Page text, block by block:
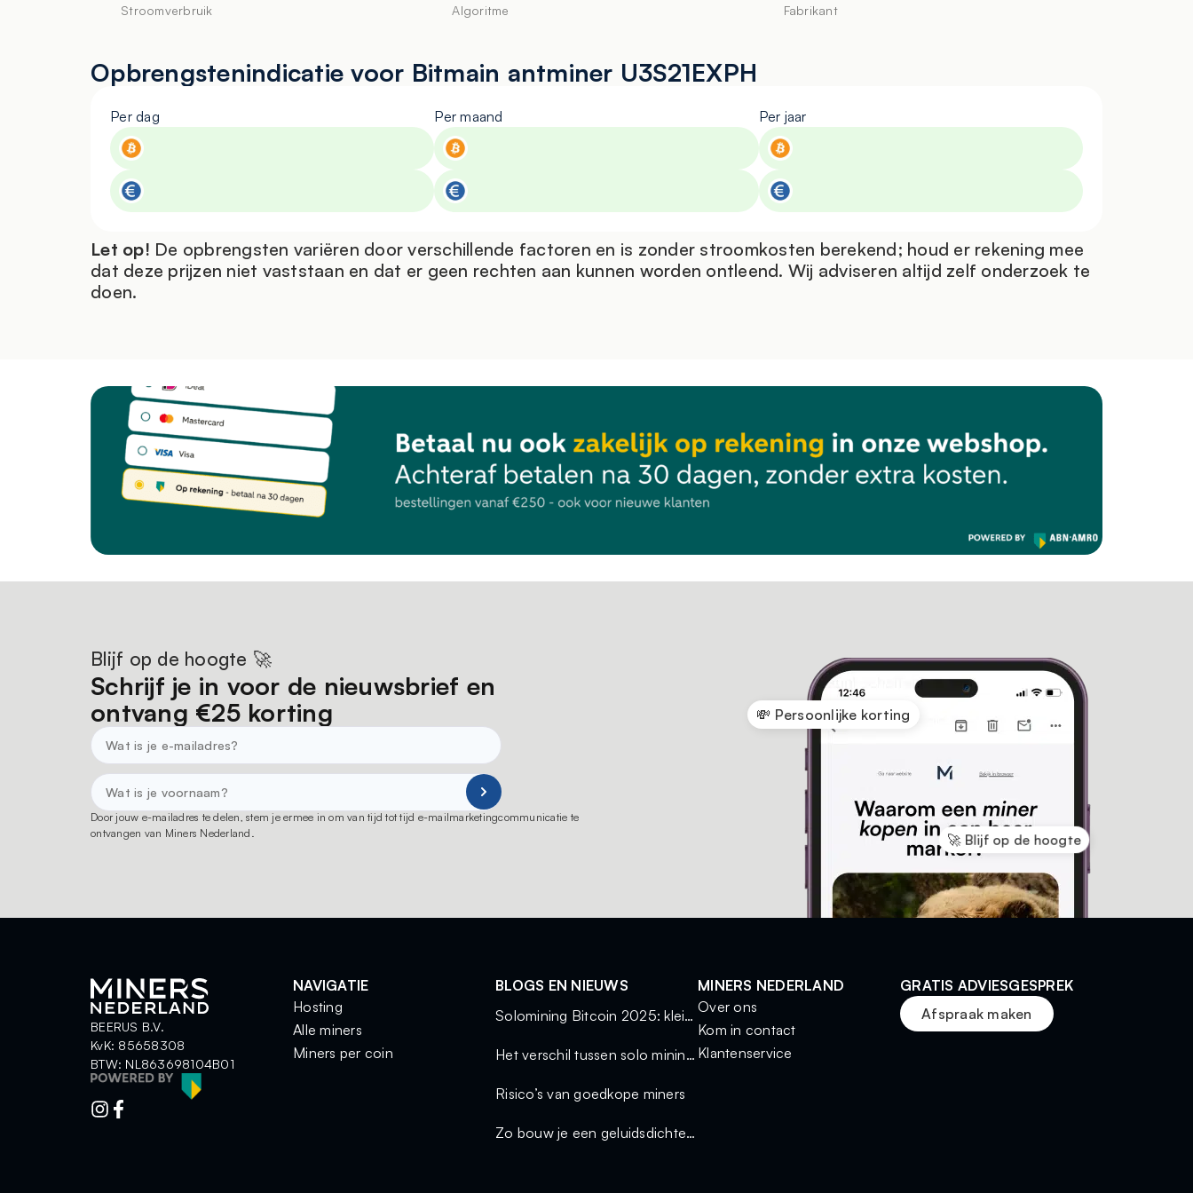
stroomvoorziening, geavanceerde koeling en 24/7 monitoring, zodat uw hardware maximaal presteert zonder dat u zich hoeft bezig te houden met
Stroomverbruik Algoritme Fabrikant
Opbrengstenindicatie voor Bitmain antminer U3S21EXPH
Per dag Per maand Per jaar
Let op! De opbrengsten variëren door verschillende factoren en is zonder stroomkosten berekend; houd er rekening mee
dat deze prijzen niet vaststaan en dat er geen rechten aan kunnen worden ontleend. Wij adviseren altijd zelf onderzoek te
doen.
Blijf op de hoogte 🚀
Schrijf je in voor de nieuwsbrief en
ontvang €25 korting
Door jouw e-mailadres te delen, stem je ermee in om van tijd tot tijd e-mailmarketingcommunicatie te
ontvangen van Miners Nederland.
💸 Persoonlijke korting
🚀 Blijf op de hoogte
BEERUS B.V.
KvK: 85658308
BTW: NL863698104B01
NAVIGATIE
Hosting
Alle miners
Miners per coin
BLOGS EN NIEUWS
Solomining Bitcoin 2025: kleine miners, grote kansen
Het verschil tussen solo mining en mining via een pool
Risico’s van goedkope miners
Zo bouw je een geluidsdichte miningkast voor thuisgebruik
MINERS NEDERLAND
Over ons
Kom in contact
Klantenservice
GRATIS ADVIESGESPREK
Afspraak maken